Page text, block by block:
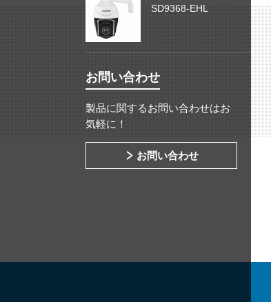
SD9368-EHL
お問い合わせ
製品に関するお問い合わせはお
気軽に！
お問い合わせ